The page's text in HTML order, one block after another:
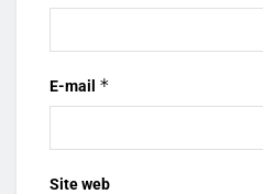
E-mail *
Site web